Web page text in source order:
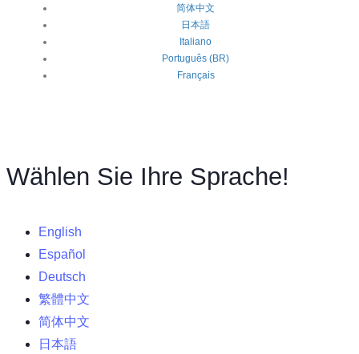
简体中文
日本語
Italiano
Português (BR)
Français
Wählen Sie Ihre Sprache!
English
Español
Deutsch
繁體中文
简体中文
日本語